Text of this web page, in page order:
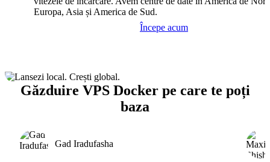
Europa, Asia și America de Sud.
Începe acum
Găzduire VPS Docker pe care te poți
baza
Gad Iradufasha